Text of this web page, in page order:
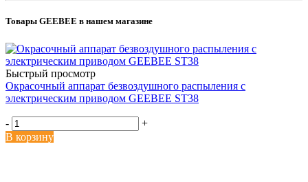
Товары GEEBEE в нашем магазине
Быстрый просмотр
Окрасочный аппарат безвоздушного распыления с
электрическим приводом GEEBEE ST38
-
+
В корзину